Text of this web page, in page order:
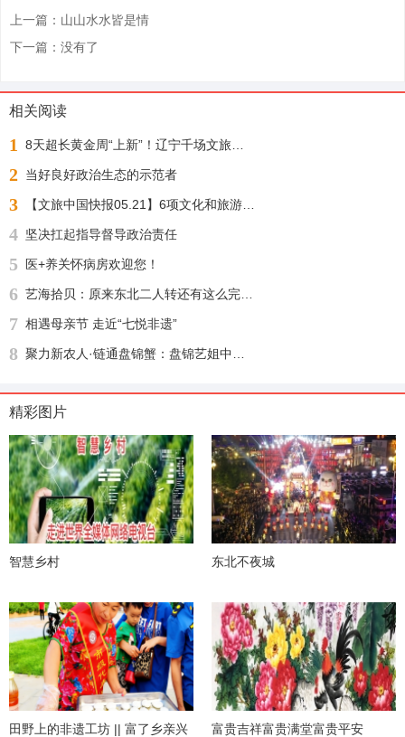
上一篇：山山水水皆是情
下一篇：没有了
相关阅读
1
2 当好良好政治生态的示范者
3
4 坚决扛起指导督导政治责任
5 医+养关怀病房欢迎您！
6
7 相遇母亲节 走近“七悦非遗”
8
精彩图片
智慧乡村 东北不夜城
田野上的非遗工坊 || 富了乡亲兴
富贵吉祥富贵满堂富贵平安